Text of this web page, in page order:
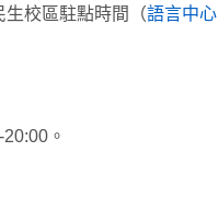
校區駐點時間（語言中心
。